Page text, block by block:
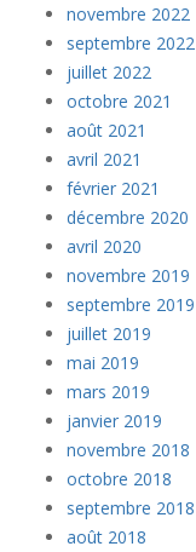
novembre 2022
septembre 2022
juillet 2022
octobre 2021
août 2021
avril 2021
février 2021
décembre 2020
avril 2020
novembre 2019
septembre 2019
juillet 2019
mai 2019
mars 2019
janvier 2019
novembre 2018
octobre 2018
septembre 2018
août 2018